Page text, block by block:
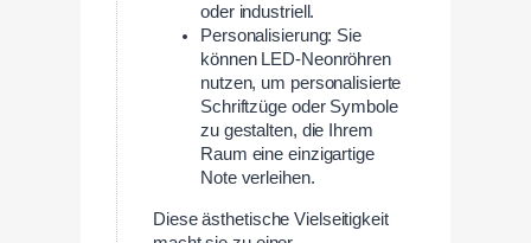
oder industriell.
Personalisierung: Sie
können LED-Neonröhren
nutzen, um personalisierte
Schriftzüge oder Symbole
zu gestalten, die Ihrem
Raum eine einzigartige
Note verleihen.
Diese ästhetische Vielseitigkeit